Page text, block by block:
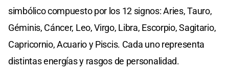
simbólico compuesto por los 12 signos: Aries, Tauro,
Géminis, Cáncer, Leo, Virgo, Libra, Escorpio, Sagitario,
Capricornio, Acuario y Piscis. Cada uno representa
distintas energías y rasgos de personalidad.